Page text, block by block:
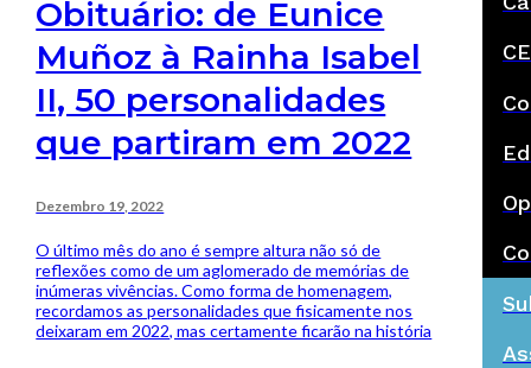
Obituário: de Eunice
Muñoz à Rainha Isabel
II, 50 personalidades
que partiram em 2022
Dezembro 19, 2022
O último mês do ano é sempre altura não só de
reflexões como de um aglomerado de memórias de
inúmeras vivências. Como forma de homenagem,
recordamos as personalidades que fisicamente nos
deixaram em 2022, mas certamente ficarão na história